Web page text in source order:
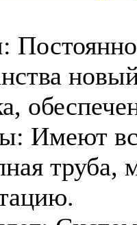
Имеют
труба,